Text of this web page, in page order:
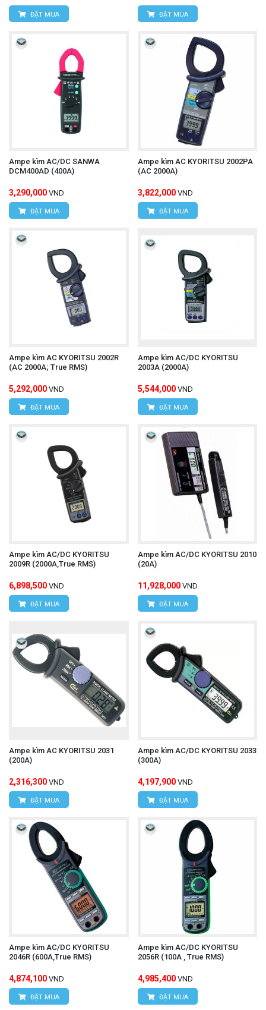
Đình 1, Q.Nam Từ Liêm, TP.Hà Nội
vantien2307@gmail.com
Website:www.hungnguyentech.vn
HÙNG NGUYÊN TECH - TP HỒ CHÍ MINH
Địa chỉ:D7/6B đường Dương Đình Cúc, Xã Tân
Kiên, Huyện Bình Chánh, Tp.Hồ Chí Minh.
Hotline: 0934.616.395
Email:
vantien2307@gmail.com
Website:
www.hungnguyentech.vn
Tham khảo thêm:
Ampe kìm AC/DC Hioki 3288
ĐẶT MUA ĐẶT MUA
Ampe kìm AC/DC SANWA
DCM400AD (400A)
3,290,000 VND
ĐẶT MUA
Ampe kìm AC KYORITSU 2002PA
(AC 2000A)
3,822,000 VND
ĐẶT MUA
Ampe kìm AC KYORITSU 2002R
(AC 2000A; True RMS)
5,292,000 VND
ĐẶT MUA
Ampe kìm AC/DC KYORITSU
2003A (2000A)
5,544,000 VND
ĐẶT MUA
Ampe kìm AC/DC KYORITSU
2009R (2000A,True RMS)
6,898,500 VND
ĐẶT MUA
Ampe kìm AC/DC KYORITSU 2010
(20A)
11,928,000 VND
ĐẶT MUA
Ampe kìm AC KYORITSU 2031
(200A)
2,316,300 VND
ĐẶT MUA
Ampe kìm AC/DC KYORITSU 2033
(300A)
4,197,900 VND
ĐẶT MUA
Ampe kìm AC/DC KYORITSU
2046R (600A,True RMS)
4,874,100 VND
ĐẶT MUA
Ampe kìm AC/DC KYORITSU
2056R (100A , True RMS)
4,985,400 VND
ĐẶT MUA